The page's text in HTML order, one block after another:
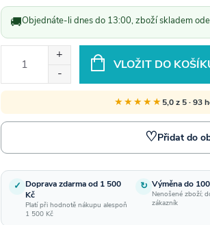
cena:
🚚Objednáte-li dnes do 13:00, zboží skladem
VLOŽIT DO
★★★★★5,0 z 5 · 93
♡Přidat do
✓ Doprava zdarma od 1 500
Kč
Platí při hodnotě nákupu alespoň
1 500 Kč
↻ Výměna do
Nenošené zboží;
zákazník